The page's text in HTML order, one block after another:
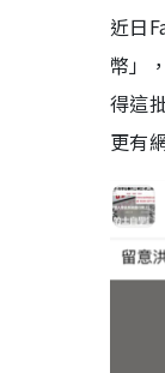
近日
幣」
得這
更有